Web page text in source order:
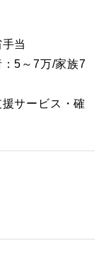
当
5～7万/家族7
サービス・確